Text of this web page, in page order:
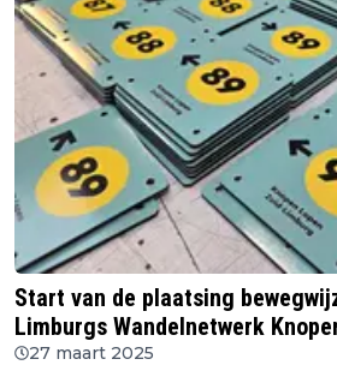
Start van de plaatsing
Limburgs Wandelnetwerk
27 maart 2025